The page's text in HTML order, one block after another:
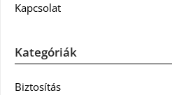
Kapcsolat
Kategóriák
Biztosítás